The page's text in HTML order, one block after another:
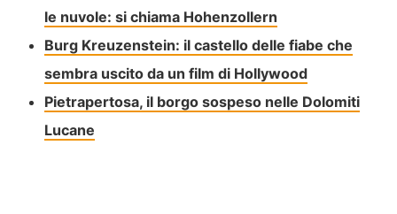
le nuvole: si chiama Hohenzollern
Burg Kreuzenstein: il castello delle fiabe che
sembra uscito da un film di Hollywood
Pietrapertosa, il borgo sospeso nelle Dolomiti
Lucane